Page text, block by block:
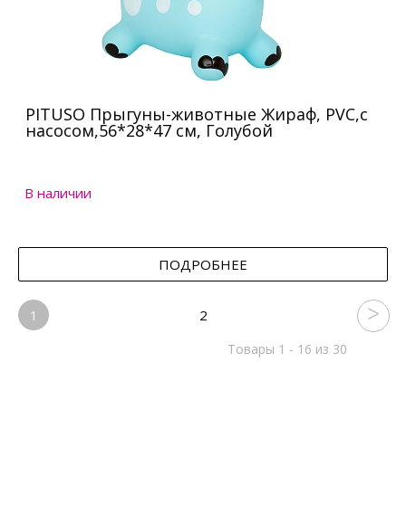
PITUSO Прыгуны-животные Жираф, PVC,с
насосом,56*28*47 см, Голубой
В наличии
ПОДРОБНЕЕ
1 2
Товары 1 - 16 из 30